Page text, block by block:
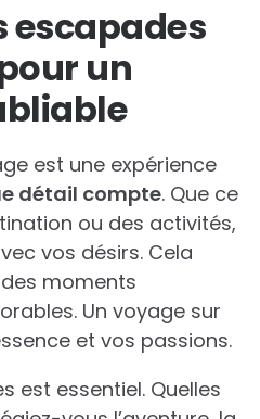
escapades
un
est une expérience
détail compte. Que ce
ou des activités,
vos désirs. Cela
moments
Un voyage sur
et vos passions.
est essentiel. Quelles